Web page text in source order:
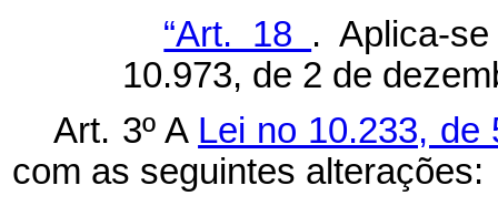
“Art. 18 . Aplica-
10.973, de 2 de
Art. 3º A Lei no 10.233,
com as seguintes alterações: